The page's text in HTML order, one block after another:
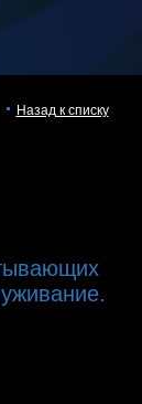
Назад к списку